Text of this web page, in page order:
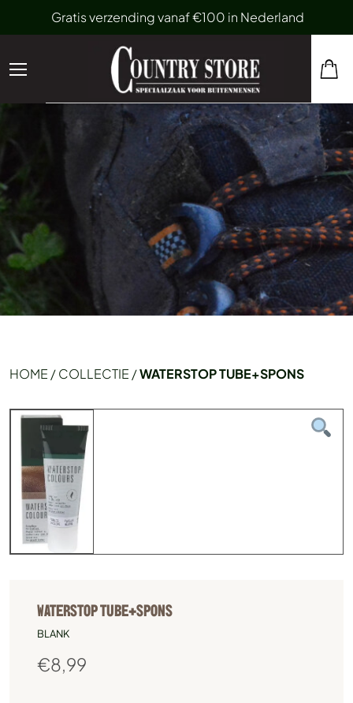
Gratis verzending vanaf €100 in Nederland
HOME /COLLECTIE /WATERSTOP TUBE+SPONS
WATERSTOP TUBE+SPONS
BLANK
€8,99